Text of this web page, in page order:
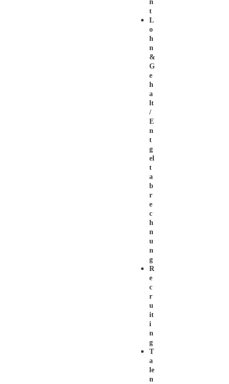
N
T
L
O
H
N
&
G
E
H
A
Lt
/
E
N
T
G
El
T
A
B
R
E
C
H
N
U
N
G
R
E
C
R
U
It
I
N
G
T
A
Le
N